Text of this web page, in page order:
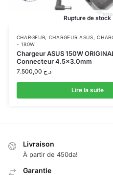
Rupture de stock
CHARGEUR, CHARGEUR ASUS,
- 180W
Chargeur ASUS 150W
Connecteur 4.5×3.0mm
د.ج
Lire la suite
Livraison
À partir de 450da!
Garantie